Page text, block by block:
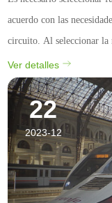
acuerdo con las
circuito. Al seleccionar la
la tensión nominal, la
método de instalación.
Ver detalles
22
2023-12